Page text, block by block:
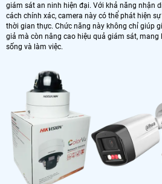
giám sát an ninh hiện đại. Với khả năng nhận
cách chính xác, camera này có thể phát hiện
thời gian thực. Chức năng này không chỉ giúp
giả mà còn nâng cao hiệu quả giám sát,
sống và làm việc.